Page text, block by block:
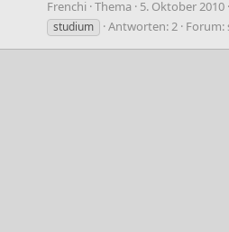
Frenchi Thema 5. Oktober 2010
studium
Antworten: 2 Forum: